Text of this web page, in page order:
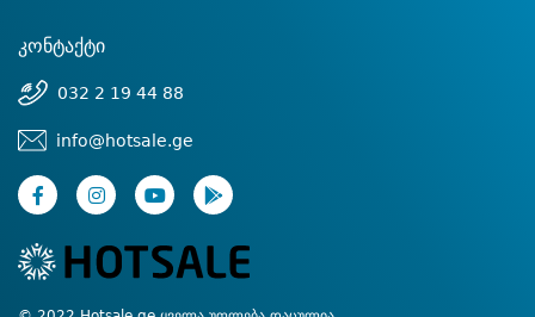
კონტაქტი
032 2 19 44 88
info@hotsale.ge